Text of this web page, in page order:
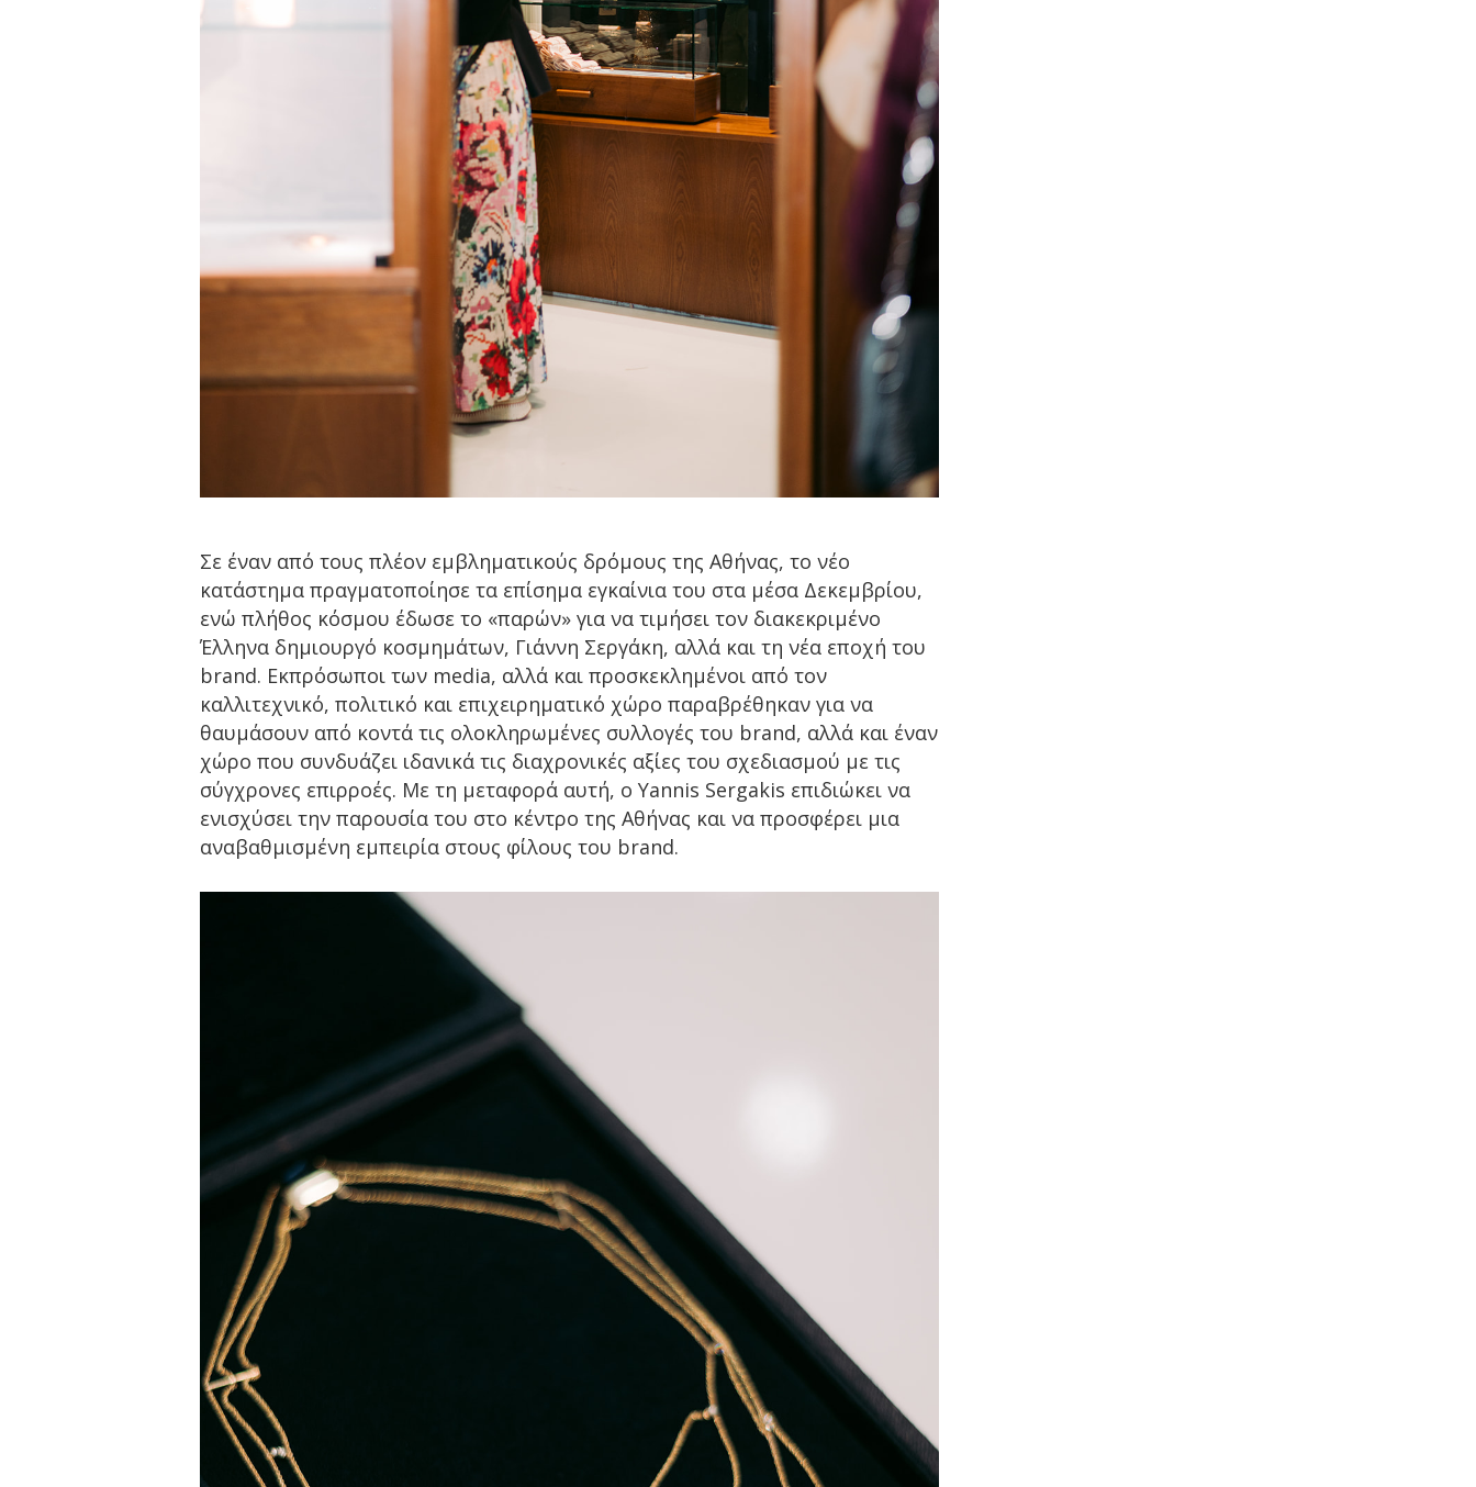
Σε έναν από τους πλέον εμβληματικούς δρόμους της Αθήνας, το νέο
κατάστημα πραγματοποίησε τα επίσημα εγκαίνια του στα μέσα Δεκεμβρίου,
ενώ πλήθος κόσμου έδωσε το «παρών» για να τιμήσει τον διακεκριμένο
Έλληνα δημιουργό κοσμημάτων, Γιάννη Σεργάκη, αλλά και τη νέα εποχή του
brand. Εκπρόσωποι των media, αλλά και προσκεκλημένοι από τον
καλλιτεχνικό, πολιτικό και επιχειρηματικό χώρο παραβρέθηκαν για να
θαυμάσουν από κοντά τις ολοκληρωμένες συλλογές του brand, αλλά και έναν
χώρο που συνδυάζει ιδανικά τις διαχρονικές αξίες του σχεδιασμού με τις
σύγχρονες επιρροές. Με τη μεταφορά αυτή, ο Yannis Sergakis επιδιώκει να
ενισχύσει την παρουσία του στο κέντρο της Αθήνας και να προσφέρει μια
αναβαθμισμένη εμπειρία στους φίλους του brand.